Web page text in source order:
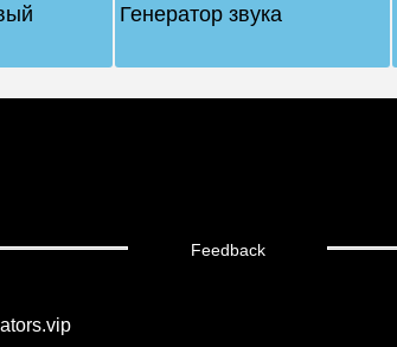
Генератор звука
Feedback